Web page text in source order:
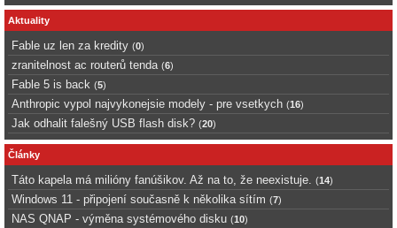
Aktuality
Fable uz len za kredity (0)
zranitelnost ac routerů tenda (6)
Fable 5 is back (5)
Anthropic vypol najvykonejsie modely - pre vsetkych (16)
Jak odhalit falešný USB flash disk? (20)
Články
Táto kapela má milióny fanúšikov. Až na to, že neexistuje. (14)
Windows 11 - připojení současně k několika sítím (7)
NAS QNAP - výměna systémového disku (10)